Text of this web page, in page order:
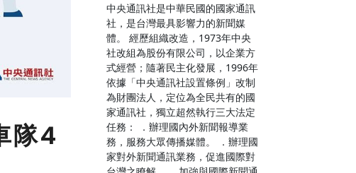
隊4
中央通訊社是中華民國的國家通訊
社，是台灣最具影響力的新聞媒
體。 經歷組織改造，1973年中央
社改組為股份有限公司，以企業方
式經營；隨著民主化發展，1996年
依據「中央通訊社設置條例」改制
為財團法人，定位為全民共有的國
家通訊社，獨立超然執行三大法定
任務： ．辦理國內外新聞報導業
務，服務大眾傳播媒體。 ．辦理國
家對外新聞通訊業務，促進國際對